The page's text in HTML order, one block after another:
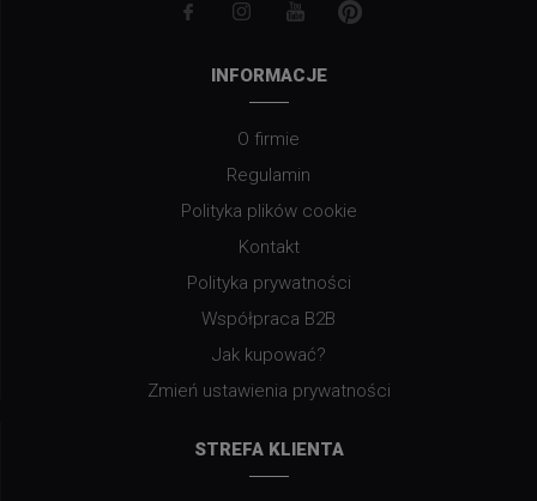
INFORMACJE
O firmie
Regulamin
Polityka plików cookie
Kontakt
Polityka prywatności
Współpraca B2B
Jak kupować?
Zmień ustawienia prywatności
STREFA KLIENTA